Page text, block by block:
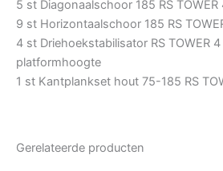
5 st Diagonaalschoor 185 RS TOWER
9 st Horizontaalschoor 185 RS
4 st Driehoekstabilisator RS TOWER
platformhoogte
1 st Kantplankset hout 75-185 RS
Gerelateerde producten